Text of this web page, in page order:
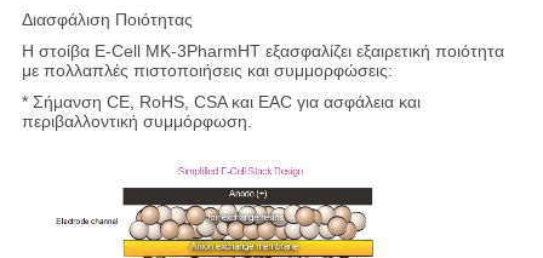
Διασφάλιση Ποιότητας
Η στοίβα E-Cell MK-3PharmHT εξασφαλίζει εξαιρετική ποιότητα
με πολλαπλές πιστοποιήσεις και συμμορφώσεις:
* Σήμανση CE, RoHS, CSA και EAC για ασφάλεια και
περιβαλλοντική συμμόρφωση.